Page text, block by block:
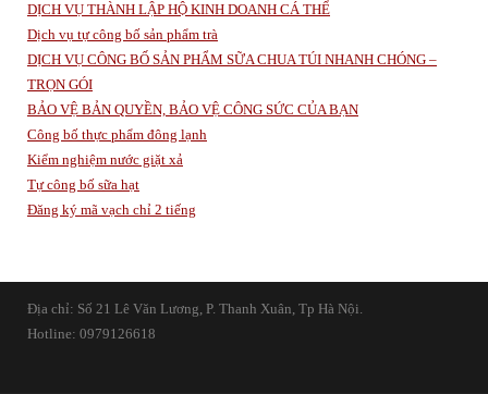
DỊCH VỤ THÀNH LẬP HỘ KINH DOANH CÁ THỂ
Dịch vụ tự công bố sản phẩm trà
DỊCH VỤ CÔNG BỐ SẢN PHẨM SỮA CHUA TÚI NHANH CHÓNG –
TRỌN GÓI
BẢO VỆ BẢN QUYỀN, BẢO VỆ CÔNG SỨC CỦA BẠN
Công bố thực phẩm đông lạnh
Kiểm nghiệm nước giặt xả
Tự công bố sữa hạt
Đăng ký mã vạch chỉ 2 tiếng
Địa chỉ: Số 21 Lê Văn Lương, P. Thanh Xuân, Tp Hà Nội.
Hotline: 0979126618